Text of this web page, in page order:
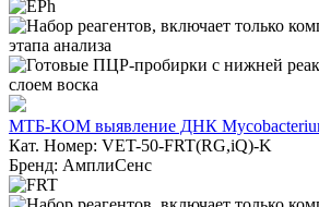
МТБ-КОМ выявление ДНК
Кат. Номер: VET-50-FRT(RG,iQ)-K
Бренд: АмплиСенс